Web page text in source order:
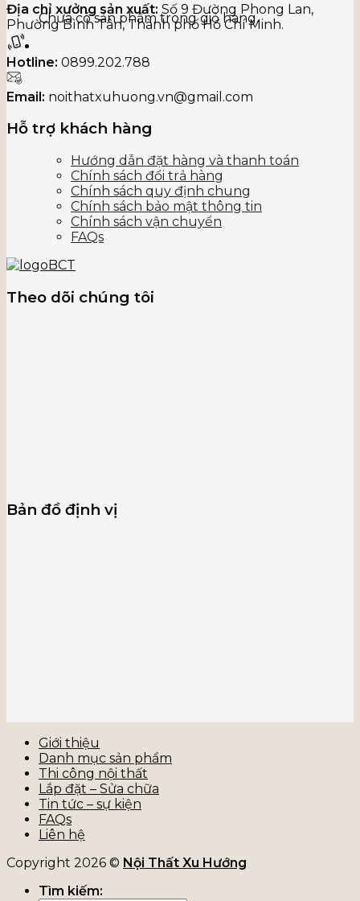
Chưa có sản phẩm trong giỏ hàng.
Địa chỉ xưởng sản xuất: Số 9 Đường Phong Lan,
Phường Bình Tân, Thành phố Hồ Chí Minh.
Hotline: 0899.202.788
Email: noithatxuhuong.vn@gmail.com
Hỗ trợ khách hàng
Hướng dẫn đặt hàng và thanh toán
Chính sách đổi trả hàng
Chính sách quy định chung
Chính sách bảo mật thông tin
Chính sách vận chuyển
FAQs
Theo dõi chúng tôi
Bản đồ định vị
Giới thiệu
Danh mục sản phẩm
Thi công nội thất
Lắp đặt – Sửa chữa
Tin tức – sự kiện
FAQs
Liên hệ
Copyright 2026 © Nội Thất Xu Hướng
Tìm kiếm: